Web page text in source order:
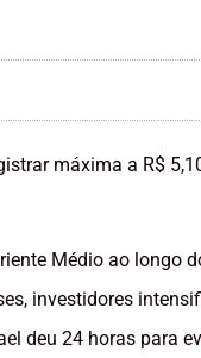
máxima a R$
Médio ao longo
investidores
deu 24 horas para